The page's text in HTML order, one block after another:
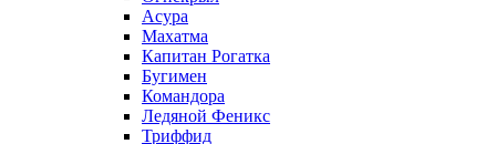
Асура
Махатма
Капитан Рогатка
Бугимен
Командора
Ледяной Феникс
Триффид